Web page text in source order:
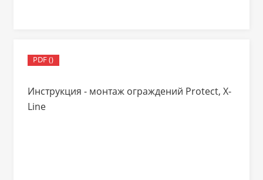
PDF ()
Инструкция - монтаж ограждений Protect, X-
Line